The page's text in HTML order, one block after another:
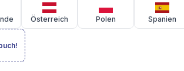
Österreich Polen Spanien